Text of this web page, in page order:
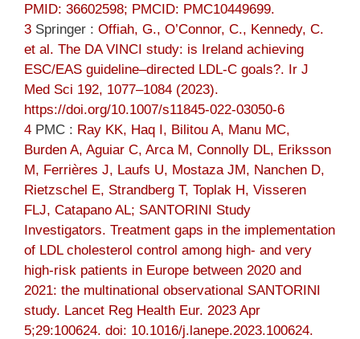
PMID: 36602598; PMCID: PMC10449699.
3 Springer : Offiah, G., O’Connor, C., Kennedy, C.
et al. The DA VINCI study: is Ireland achieving
ESC/EAS guideline–directed LDL-C goals?. Ir J
Med Sci 192, 1077–1084 (2023).
https://doi.org/10.1007/s11845-022-03050-6
4 PMC : Ray KK, Haq I, Bilitou A, Manu MC,
Burden A, Aguiar C, Arca M, Connolly DL, Eriksson
M, Ferrières J, Laufs U, Mostaza JM, Nanchen D,
Rietzschel E, Strandberg T, Toplak H, Visseren
FLJ, Catapano AL; SANTORINI Study
Investigators. Treatment gaps in the implementation
of LDL cholesterol control among high- and very
high-risk patients in Europe between 2020 and
2021: the multinational observational SANTORINI
study. Lancet Reg Health Eur. 2023 Apr
5;29:100624. doi: 10.1016/j.lanepe.2023.100624.